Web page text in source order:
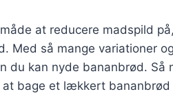
at reducere madspild
Med så mange variationer
du kan nyde bananbrød. Så
at bage et lækkert